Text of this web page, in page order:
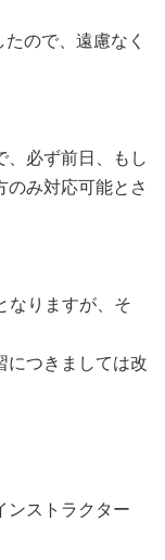
ので、遠慮なく
、必ず前日、もし
のみ対応可能とさ
なりますが、そ
につきましては改
ンストラクター